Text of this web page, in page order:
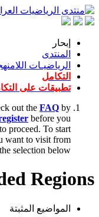
إبحار
المنتدى
الرياضيـات
التكامل
تطبيقات على
out the FAQ by
before you
proceed. To start
want to visit from
the selection below.
Regions
المواضيع المثبتة